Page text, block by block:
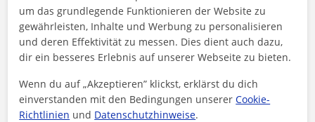
Durch Klicken auf eine der beiden Schaltflächen stimmen Sie
um das grundlegende Funktionieren der Website zu
gewährleisten, Inhalte und Werbung zu personalisieren
und deren Effektivität zu messen. Dies dient auch dazu,
dir ein besseres Erlebnis auf unserer Webseite zu bieten.
Wenn du auf „Akzeptieren” klickst, erklärst du dich
einverstanden mit den Bedingungen unsererCookie-
Richtlinien und Datenschutzhinweise.